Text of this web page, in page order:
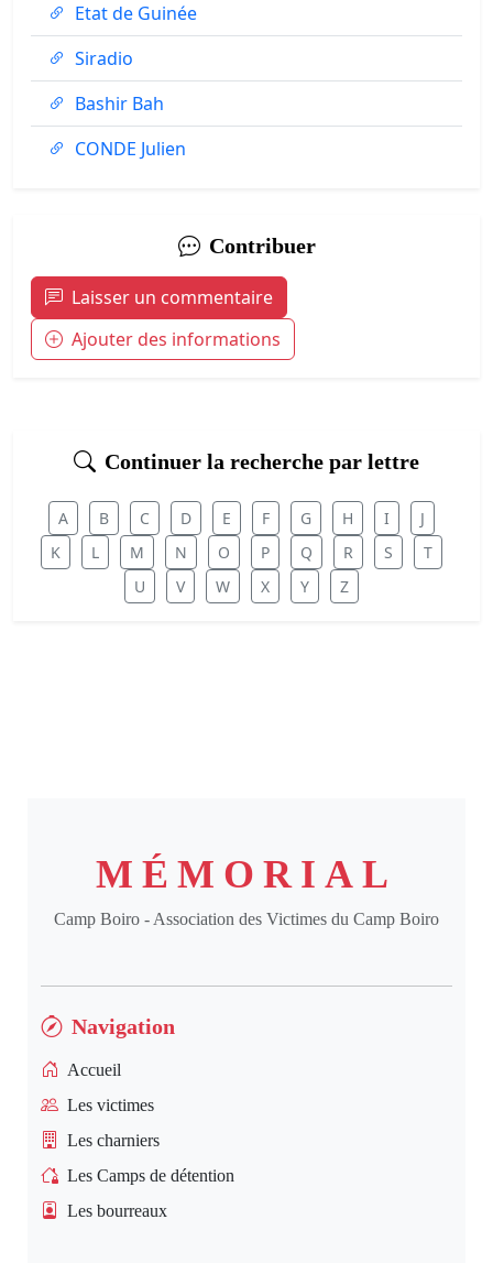
Etat de Guinée
Siradio
Bashir Bah
CONDE Julien
Contribuer
Laisser un commentaire
Ajouter des informations
Continuer la recherche par lettre
A B C D E F G H I
J
K
L M N O P Q R S
T
U
V W X Y Z
MÉMORIAL
Camp Boiro - Association des Victimes du Camp Boiro
Navigation
Accueil
Les victimes
Les charniers
Les Camps de détention
Les bourreaux